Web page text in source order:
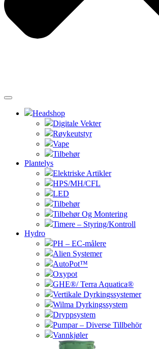
Headshop
Digitale Vekter
Røykeutstyr
Vape
Tilbehør
Plantelys
Elektriske Artikler
HPS/MH/CFL
LED
Tilbehør
Tilbehør Og Montering
Timere – Styring/Kontroll
Hydro
PH – EC-målere
Alien Systemer
AutoPot™
Oxypot
GHE®/ Terra Aquatica®
Vertikale Dyrkingssystemer
Wilma Dyrkingssystem
Dryppsystem
Pumpar – Diverse Tillbehör
Vannkjøler